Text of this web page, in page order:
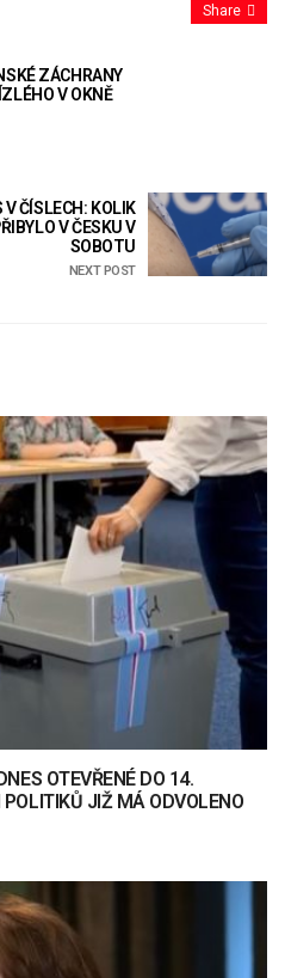
Share
ZÁCHRANY
V OKNĚ
V ČÍSLECH: KOLIK
V ČESKU V
SOBOTU
NEXT POST
OTEVŘENÉ DO 14.
JIŽ MÁ ODVOLENO